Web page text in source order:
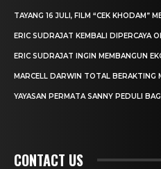
TAYANG 16 JULI, FILM “CEK KHODAM”
ERIC SUDRAJAT KEMBALI DIPERCAYA
ERIC SUDRAJAT INGIN MEMBANGUN
MARCELL DARWIN TOTAL BERAKTING
YAYASAN PERMATA SANNY PEDULI
CONTACT US